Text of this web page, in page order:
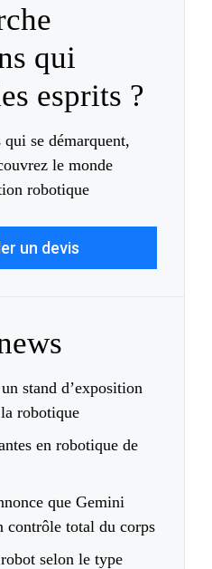
qui
esprits ?
qui se démarquent,
le monde
robotique
un devis
stand d’exposition
robotique
en robotique de
que Gemini
contrôle total du corps
selon le type